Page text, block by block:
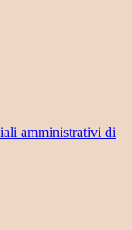
amministrativi di